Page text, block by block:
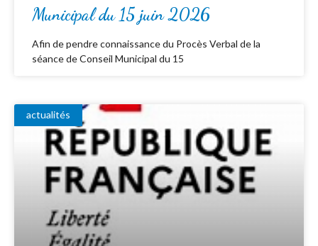
Municipal du 15 juin 2026
Afin de pendre connaissance du Procès Verbal de la
séance de Conseil Municipal du 15
actualités